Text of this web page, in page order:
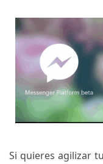
Si quieres agilizar